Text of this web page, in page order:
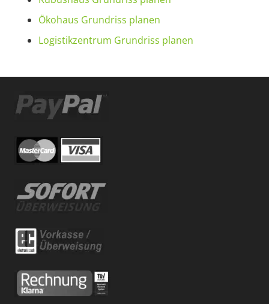
Ökohaus Grundriss planen
Logistikzentrum Grundriss planen